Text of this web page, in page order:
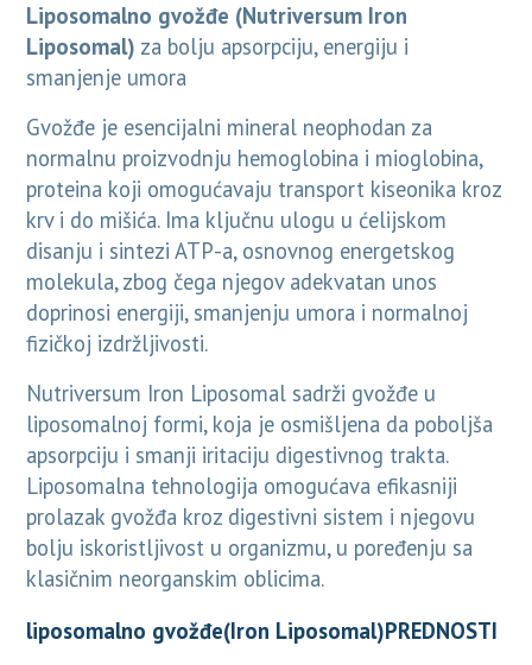
Liposomalno gvožđe (Nutriversum Iron
Liposomal) za bolju apsorpciju, energiju i
smanjenje umora
Gvožđe je esencijalni mineral neophodan za
normalnu proizvodnju hemoglobina i mioglobina,
proteina koji omogućavaju transport kiseonika kroz
krv i do mišića. Ima ključnu ulogu u ćelijskom
disanju i sintezi ATP-a, osnovnog energetskog
molekula, zbog čega njegov adekvatan unos
doprinosi energiji, smanjenju umora i normalnoj
fizičkoj izdržljivosti.
Nutriversum Iron Liposomal sadrži gvožđe u
liposomalnoj formi, koja je osmišljena da poboljša
apsorpciju i smanji iritaciju digestivnog trakta.
Liposomalna tehnologija omogućava efikasniji
prolazak gvožđa kroz digestivni sistem i njegovu
bolju iskoristljivost u organizmu, u poređenju sa
klasičnim neorganskim oblicima.
liposomalno gvožđe(Iron Liposomal)PREDNOSTI